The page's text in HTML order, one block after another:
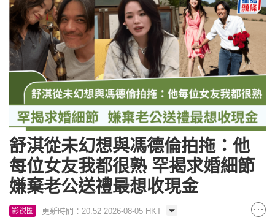
舒淇從未幻想與馮德倫拍拖：他
每位女友我都很熟 罕揭求婚細節
嫌棄老公送禮最想收現金
影視圈 更新時間：20:52 2026-08-05 HKT